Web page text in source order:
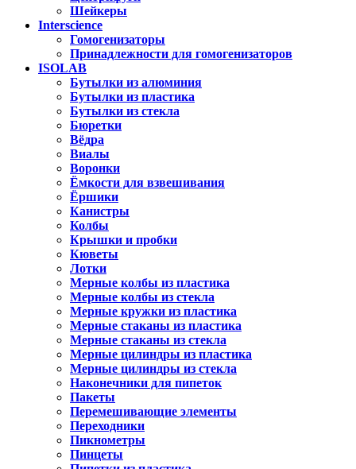
Шейкеры
Interscience
Гомогенизаторы
Принадлежности для гомогенизаторов
ISOLAB
Бутылки из алюминия
Бутылки из пластика
Бутылки из стекла
Бюретки
Вёдра
Виалы
Воронки
Ёмкости для взвешивания
Ёршики
Канистры
Колбы
Крышки и пробки
Кюветы
Лотки
Мерные колбы из пластика
Мерные колбы из стекла
Мерные кружки из пластика
Мерные стаканы из пластика
Мерные стаканы из стекла
Мерные цилиндры из пластика
Мерные цилиндры из стекла
Наконечники для пипеток
Пакеты
Перемешивающие элементы
Переходники
Пикнометры
Пинцеты